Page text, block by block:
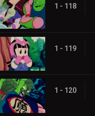
1 - 118
1 - 119
1 - 120